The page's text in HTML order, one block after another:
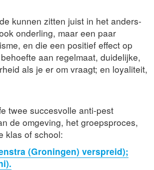
kunnen zitten juist in het anders-
onderling, maar een paar
en die een positief effect op
aan regelmaat, duidelijke,
als je er om vraagt; en loyaliteit,
twee succesvolle anti-pest
de omgeving, het groepsproces,
klas of school:
(Groningen) verspreid);